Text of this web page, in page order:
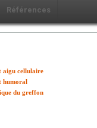
Références
aigu cellulaire
humoral
du greffon